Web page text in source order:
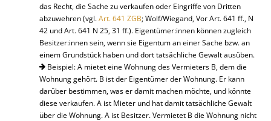
das Recht, die Sache zu verkaufen oder Eingriffe von Dritten
abzuwehren (vgl.Art. 641 ZGB; Wolf/Wiegand, Vor Art. 641 ff., N
42 und Art. 641 N 25, 31 ff.). Eigentümer:innen können zugleich
Besitzer:innen sein, wenn sie Eigentum an einer Sache bzw. an
einem Grundstück haben und dort tatsächliche Gewalt ausüben.
Beispiel: A mietet eine Wohnung des Vermieters B, dem die
Wohnung gehört. B ist der Eigentümer der Wohnung. Er kann
darüber bestimmen, was er damit machen möchte, und könnte
diese verkaufen. A ist Mieter und hat damit tatsächliche Gewalt
über die Wohnung. A ist Besitzer. Vermietet B die Wohnung nicht